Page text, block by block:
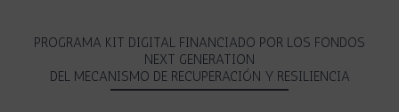
PROGRAMA KIT DIGITAL FINANCIADO POR LOS FONDOS
NEXT GENERATION
DEL MECANISMO DE RECUPERACIÓN Y RESILIENCIA